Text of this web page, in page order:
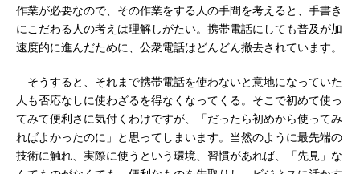
作業が必要なので、その作業をする人の手間を考えると、手書き
にこだわる人の考えは理解しがたい。携帯電話にしても普及が加
速度的に進んだために、公衆電話はどんどん撤去されています。
そうすると、それまで携帯電話を使わないと意地になっていた
人も否応なしに使わざるを得なくなってくる。そこで初めて使っ
てみて便利さに気付くわけですが、「だったら初めから使ってみ
ればよかったのに」と思ってしまいます。当然のように最先端の
技術に触れ、実際に使うという環境、習慣があれば、「先見」な